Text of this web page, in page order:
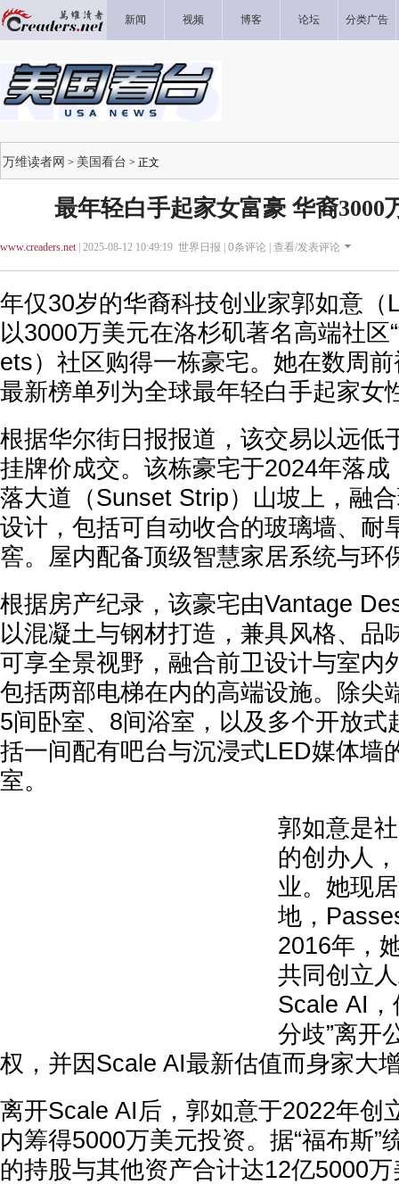
新闻 视频 博客 论坛 分类广告
万维读者网 > 美国看台 > 正文
最年轻白手起家女富豪 华裔3000
www.creaders.net| 2025-08-12 10:49:19 世界日报 | 0条评论 | 查看/发表评论
年仅30岁的华裔科技创业家郭如意（
以3000万美元在洛杉矶著名高端社区
ets）社区购得一栋豪宅。她在数周前
最新榜单列为全球最年轻白手起家女
根据华尔街日报报道，该交易以远低
挂牌价成交。该栋豪宅于2024年落
落大道（Sunset Strip）山坡上，融
设计，包括可自动收合的玻璃墙、耐
窖。屋内配备顶级智慧家居系统与环
根据房产纪录，该豪宅由Vantage
以混凝土与钢材打造，兼具风格、品
可享全景视野，融合前卫设计与室内
包括两部电梯在内的高端设施。除尖
5间卧室、8间浴室，以及多个开放式
括一间配有吧台与沉浸式LED媒体墙
室。
郭如意是
的创办人
业。她现
地，
2016年，
共同创立
Scale AI，
分歧”离开
权，并因Scale AI最新估值而身家大
离开Scale AI后，郭如意于2022年创
内筹得5000万美元投资。据“福布斯”
的持股与其他资产合计达12亿5000